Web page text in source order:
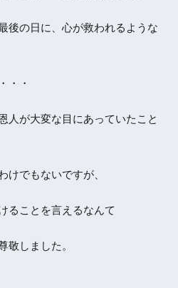
後の日に、心が救われるような
・・
人が大変な目にあっていたこと
けでもないですが、
ることを言えるなんて
敬しました。